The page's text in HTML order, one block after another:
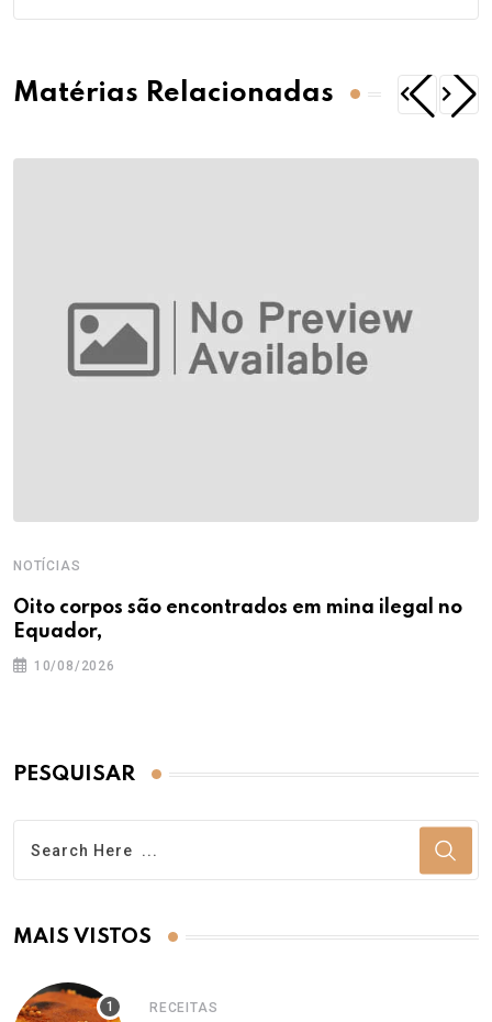
Matérias Relacionadas
NOTÍCIAS
Oito corpos são encontrados em mina ilegal no
Equador,
10/08/2026
PESQUISAR
MAIS VISTOS
RECEITAS